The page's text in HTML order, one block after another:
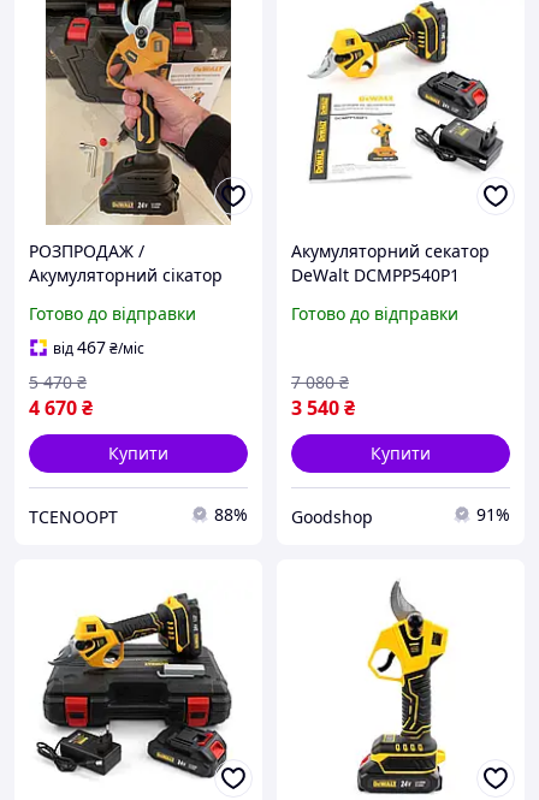
РОЗПРОДАЖ /
Акумуляторний сікатор
електричні садові ножиці
девольт з 2 АКБ і ЗП /
КІЛЬКІСТЬ ОБМЕЖЕНА
Готово до відправки
від467₴/міс
4 670₴
5 470 ₴
Купити
TCENOOPT 88%
Акумуляторний секатор
DeWalt DCMPP540P1
електросекатор для
Готово до відправки
3 540₴
7 080 ₴
Купити
Goodshop 91%